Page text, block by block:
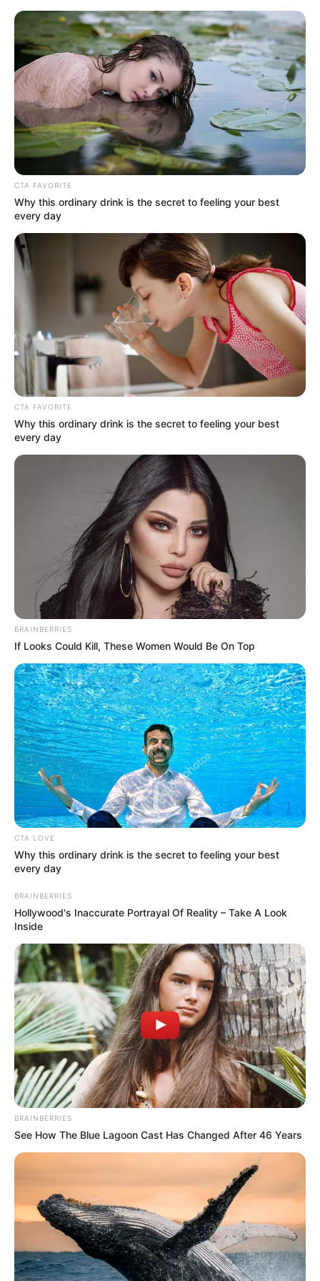
HOME
INSPIRASI
STYLE
FILM &
SERIES
NGAKAK
QUOTES
HYPE
MORE
75
fans love
VOTE
Tanggal Lahir:
10 Agustus1994
Tempat Lahir:
Jakarta,Indonesia
Umur:
31 Tahun
Profesi:
Aktris,Model
Andi Annisa Iasyah adalah seorang model dan aktris dari Jakarta.
Ia dikenal sebagai Miss Indonesia Sulawei Selatan tahun 2015 dan
bermain sinetron berjudul
OK-JEKsebagai Nurul di tahun 2018.
CTA FAVORITE
Why this ordinary drink is the secret to feeling your best
every day
CTA FAVORITE
Why this ordinary drink is the secret to feeling your best
every day
BRAINBERRIES
If Looks Could Kill, These Women Would Be On Top
CTA LOVE
Why this ordinary drink is the secret to feeling your best
every day
BRAINBERRIES
Hollywood's Inaccurate Portrayal Of Reality – Take A Look
Inside
BRAINBERRIES
See How The Blue Lagoon Cast Has Changed After 46 Years